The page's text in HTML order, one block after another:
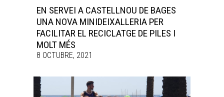
EN SERVEI A CASTELLNOU DE BAGES
UNA NOVA MINIDEIXALLERIA PER
FACILITAR EL RECICLATGE DE PILES I
MOLT MÉS
8 OCTUBRE, 2021